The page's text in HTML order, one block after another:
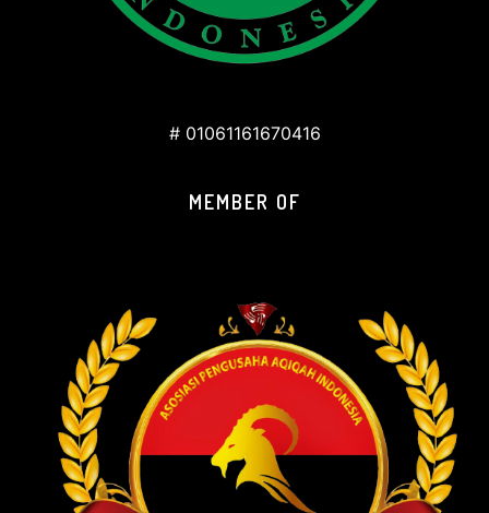
# 01061161670416
MEMBER OF